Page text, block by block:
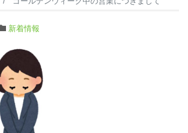
新着情報